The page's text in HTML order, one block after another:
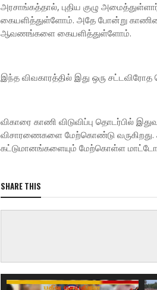
அரசாங்கத்தால், புதிய குழு
கையளித்துள்ளோம். அதே போன்று
ஆவணங்களை கையளித்துள்ளோம்.
இந்த விவகாரத்தில் இது ஒரு
விகாரை காணி விடுவிப்பு தொடர்பில்
விசாரணைகளை மேற்கொண்டு வருகிறது.
கட்டுமானங்களையும் மேற்கொள்ள
SHARE THIS